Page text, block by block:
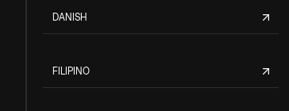
DANISH
FILIPINO